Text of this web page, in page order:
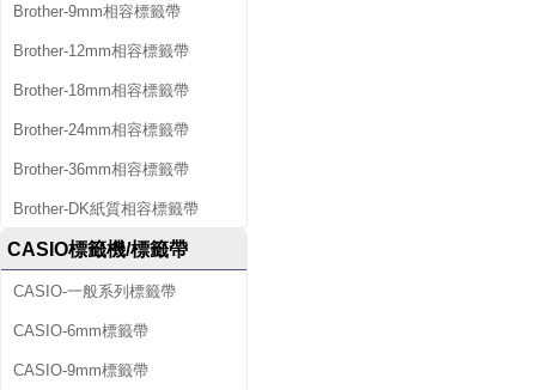
Brother-9mm相容標籤帶
Brother-12mm相容標籤帶
Brother-18mm相容標籤帶
Brother-24mm相容標籤帶
Brother-36mm相容標籤帶
Brother-DK紙質相容標籤帶
CASIO標籤機/標籤帶
CASIO-一般系列標籤帶
CASIO-6mm標籤帶
CASIO-9mm標籤帶